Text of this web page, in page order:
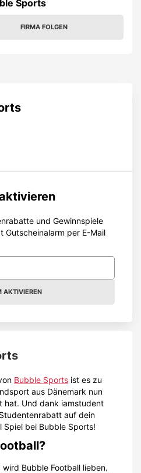
Sports
FIRMA FOLGEN
und Gewinnspiele
Gutscheinalarm per E-Mail
AKTIVIEREN
Bubble Sports ist es zu
aus Dänemark nun
hat. Und dank iamstudent
auf dein
Spiel bei Bubble Sports!
Bubble Football lieben.